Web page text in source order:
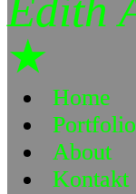
★
Home
Portfolio
About
Kontakt